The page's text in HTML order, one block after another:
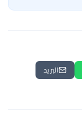
البريد